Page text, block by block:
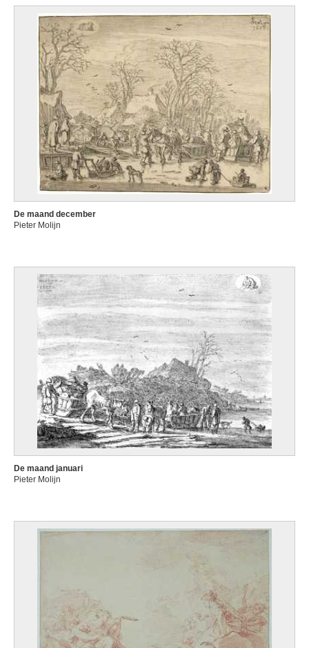
De maand december
Pieter Molijn
De maand januari
Pieter Molijn